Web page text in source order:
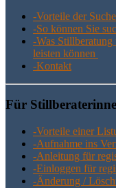
-Vor­tei­le der
-So kön­nen Sie
-Was Still­be­ra­tung
leis­ten können
-Kon­takt
Für
-Vor­tei­le einer
-Auf­nah­me ins
-Anlei­tung für
-Ein­log­gen für
-Ände­rung /